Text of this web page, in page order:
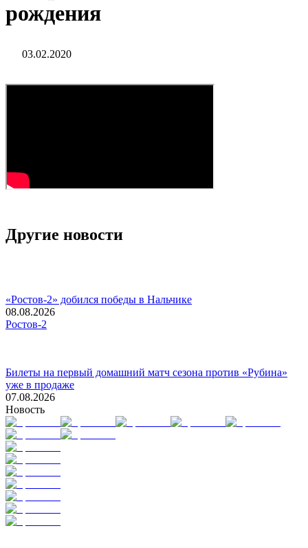
рождения
03.02.2020
Другие новости
«Ростов-2» добился победы в Нальчике
08.08.2026
Ростов-2
Билеты на первый домашний матч сезона против «Рубина»
уже в продаже
07.08.2026
Новость